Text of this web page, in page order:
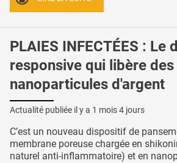
PLAIES INFECTÉES :
responsive qui libère des
nanoparticules d'argent
Actualité publiée il y a 1 mois 4 jours
C’est un nouveau dispositif de
membrane poreuse chargée en
naturel anti-inflammatoire) et en